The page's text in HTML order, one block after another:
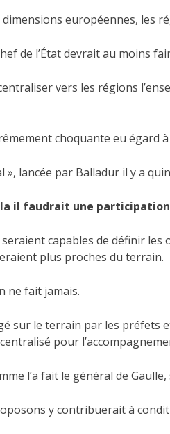
européennes, les
de l’État devrait au moins
vers les régions
choquante eu égard
», lancée par Balladur il y a
il faudrait une participation
capables de définir
plus proches du terrain.
ne fait jamais.
sur le terrain par les
pour
l’a fait le général de
y contribuerait à